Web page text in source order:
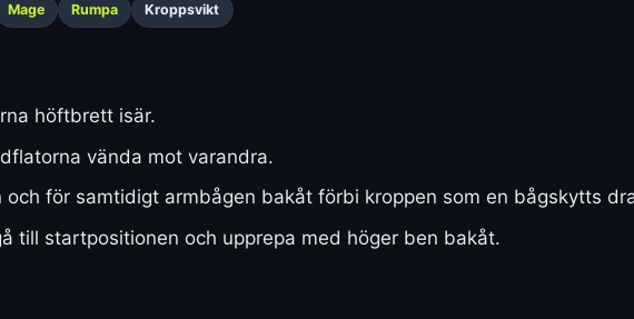
Mage Rumpa Kroppsvikt
höftbrett isär.
vända mot varandra.
för samtidigt armbågen bakåt förbi kroppen som en bågskytts
till startpositionen och upprepa med höger ben bakåt.